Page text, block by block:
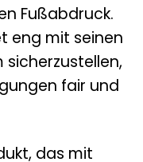
Fußabdruck.
eng mit seinen
sicherzustellen,
fair und
das mit